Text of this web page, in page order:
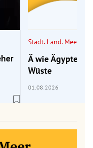
Stadt. Land. Meer.
Ä wie Ägypten
Wüste
01.08.2026